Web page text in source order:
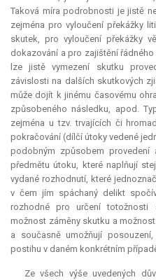
Taková míra podrobnosti je jistě
zejména pro vyloučení překážky
skutek, pro vyloučení překážky
dokazování a pro zajištění
lze jistě vymezení skutku
závislosti na dalších skutkových
může dojít k jinému časovému
způsobeného následku, apod.
zejména u tzv. trvajících či
pokračování (dílčí útoky vedené
podobným způsobem
předmětu útoku, které naplňují
vydané rozhodnutí, které
v čem jím spáchaný delikt
rozhodné pro určení
možnost záměny skutku a
a současně umožňují
postihu v daném konkrétním
Ze všech výše uvedených